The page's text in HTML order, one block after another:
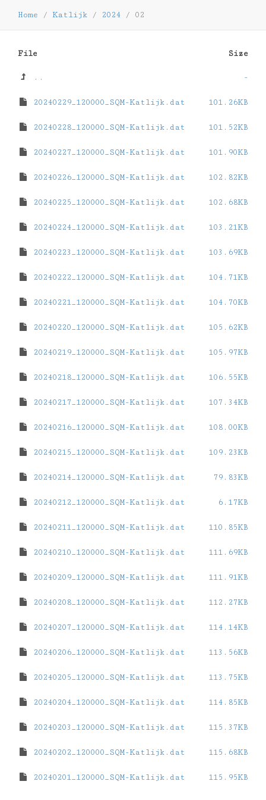
Home / Katlijk / 2024 / 02
File Size
.. -
20240229_120000_SQM-Katlijk.dat 101.26KB
20240228_120000_SQM-Katlijk.dat 101.52KB
20240227_120000_SQM-Katlijk.dat 101.90KB
20240226_120000_SQM-Katlijk.dat 102.82KB
20240225_120000_SQM-Katlijk.dat 102.68KB
20240224_120000_SQM-Katlijk.dat 103.21KB
20240223_120000_SQM-Katlijk.dat 103.69KB
20240222_120000_SQM-Katlijk.dat 104.71KB
20240221_120000_SQM-Katlijk.dat 104.70KB
20240220_120000_SQM-Katlijk.dat 105.62KB
20240219_120000_SQM-Katlijk.dat 105.97KB
20240218_120000_SQM-Katlijk.dat 106.55KB
20240217_120000_SQM-Katlijk.dat 107.34KB
20240216_120000_SQM-Katlijk.dat 108.00KB
20240215_120000_SQM-Katlijk.dat 109.23KB
20240214_120000_SQM-Katlijk.dat 79.83KB
20240212_120000_SQM-Katlijk.dat 6.17KB
20240211_120000_SQM-Katlijk.dat 110.85KB
20240210_120000_SQM-Katlijk.dat 111.69KB
20240209_120000_SQM-Katlijk.dat 111.91KB
20240208_120000_SQM-Katlijk.dat 112.27KB
20240207_120000_SQM-Katlijk.dat 114.14KB
20240206_120000_SQM-Katlijk.dat 113.56KB
20240205_120000_SQM-Katlijk.dat 113.75KB
20240204_120000_SQM-Katlijk.dat 114.85KB
20240203_120000_SQM-Katlijk.dat 115.37KB
20240202_120000_SQM-Katlijk.dat 115.68KB
20240201_120000_SQM-Katlijk.dat 115.95KB